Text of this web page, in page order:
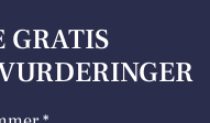
GRATIS